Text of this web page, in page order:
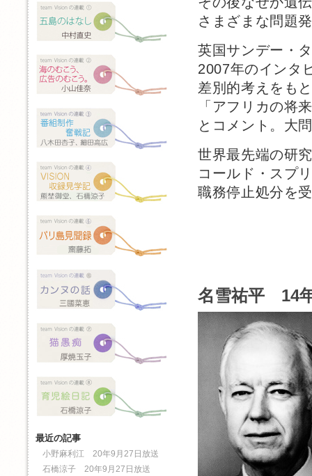
さまざまな問題
英国サンデー・
2007年のインタ
差別的考えをも
「アフリカの将
とコメント。大
世界最先端の研
コールド・スプ
職務停止処分を
名雪祐平 14
最近の記事
小野麻利江 20年9月27日放送
石橋涼子 20年9月27日放送